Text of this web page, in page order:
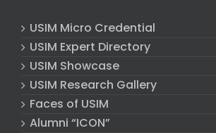
USIM Micro Credential
USIM Expert Directory
USIM Showcase
USIM Research Gallery
Faces of USIM
Alumni “ICON”